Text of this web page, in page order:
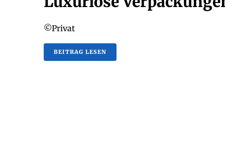
©Privat
BEITRAG LESEN